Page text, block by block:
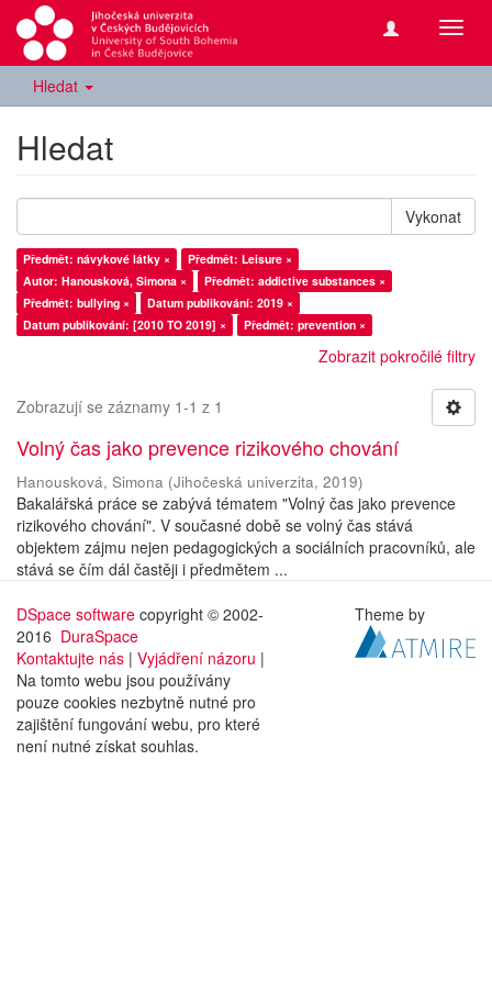
Hledat
Hledat
Vykonat
Předmět: návykové látky ×
Předmět: Leisure ×
Autor: Hanousková, Simona ×
Předmět: addictive substances ×
Předmět: bullying ×
Datum publikování: 2019 ×
Datum publikování: [2010 TO 2019] ×
Předmět: prevention ×
Zobrazit pokročilé filtry
Zobrazují se záznamy 1-1 z 1
Volný čas jako prevence rizikového chování
Hanousková, Simona (Jihočeská univerzita, 2019)
Bakalářská práce se zabývá tématem "Volný čas jako prevence
rizikového chování". V současné době se volný čas stává
objektem zájmu nejen pedagogických a sociálních pracovníků, ale
stává se čím dál častěji i předmětem ...
DSpace software copyright © 2002-
2016 DuraSpace
Kontaktujte nás | Vyjádření názoru |
Na tomto webu jsou používány
pouze cookies nezbytně nutné pro
zajištění fungování webu, pro které
není nutné získat souhlas.
Theme by